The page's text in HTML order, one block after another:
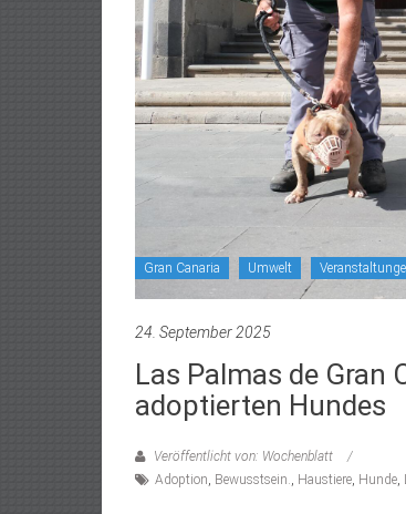
Gran Canaria Umwelt
24. September 2025
Las Palmas de Gran
adoptierten Hundes
Veröffentlicht von: Wochenblatt
Adoption Bewusstsein. Haustiere Hunde